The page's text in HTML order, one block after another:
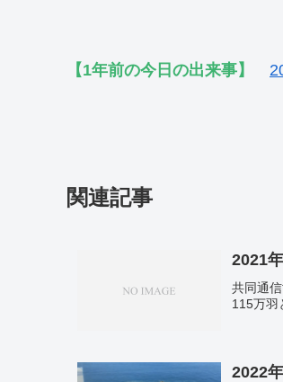
【1年前の今日の出来事】
関連記事
2021
共同通
115万
2022